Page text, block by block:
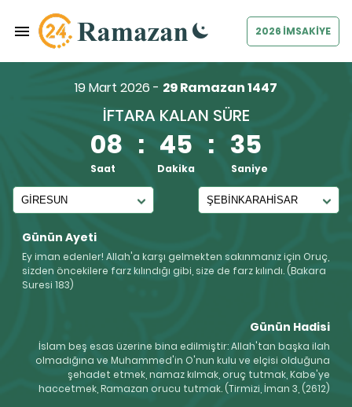
2026 İMSAKİYE
Günün Ayeti
Ey iman edenler! Allah'a karşı gelmekten sakınmanız için Oruç,
sizden öncekilere farz kılındığı gibi, size de farz kılındı. (Bakara
Suresi 183)
19 Mart 2026 - 29 Ramazan 1447
İFTARA KALAN SÜRE
08 : 45 : 35
Saat Dakika Saniye
Günün Hadisi
İslam beş esas üzerine bina edilmiştir: Allah'tan başka ilah
olmadığına ve Muhammed'in O'nun kulu ve elçisi olduğuna
şehadet etmek, namaz kılmak, oruç tutmak, Kabe'ye
haccetmek, Ramazan orucu tutmak. (Tirmizi, İman 3, (2612)